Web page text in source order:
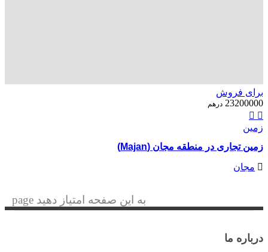
برای فروش
23200000 درهم
زمین
زمین تجاری در منطقه مجان (Majan)
مجان
به این صفحه امتیاز دهید page
درباره ما